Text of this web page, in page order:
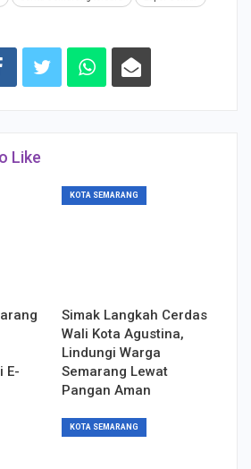
Like
E-
KOTA SEMARANG
Simak Langkah Cerdas
Wali Kota Agustina,
Lindungi Warga
Semarang Lewat
Pangan Aman
KOTA SEMARANG